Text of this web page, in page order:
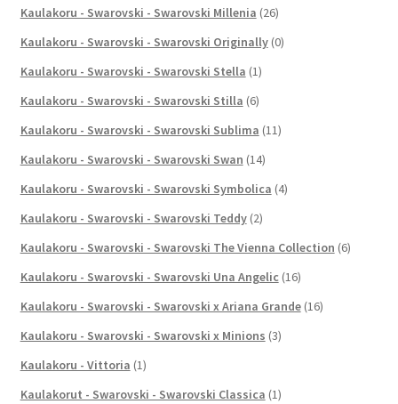
Kaulakoru - Swarovski - Swarovski Millenia (26)
Kaulakoru - Swarovski - Swarovski Originally (0)
Kaulakoru - Swarovski - Swarovski Stella (1)
Kaulakoru - Swarovski - Swarovski Stilla (6)
Kaulakoru - Swarovski - Swarovski Sublima (11)
Kaulakoru - Swarovski - Swarovski Swan (14)
Kaulakoru - Swarovski - Swarovski Symbolica (4)
Kaulakoru - Swarovski - Swarovski Teddy (2)
Kaulakoru - Swarovski - Swarovski The Vienna Collection (6)
Kaulakoru - Swarovski - Swarovski Una Angelic (16)
Kaulakoru - Swarovski - Swarovski x Ariana Grande (16)
Kaulakoru - Swarovski - Swarovski x Minions (3)
Kaulakoru - Vittoria (1)
Kaulakorut - Swarovski - Swarovski Classica (1)